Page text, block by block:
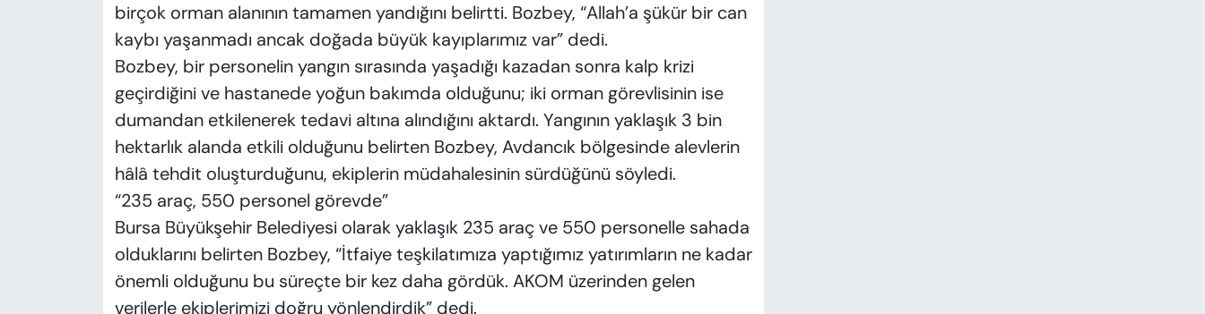
birçok orman alanının tamamen yandığını belirtti. Bozbey, “Allah’a şükür bir can
kaybı yaşanmadı ancak doğada büyük kayıplarımız var” dedi.
Bozbey, bir personelin yangın sırasında yaşadığı kazadan sonra kalp krizi
geçirdiğini ve hastanede yoğun bakımda olduğunu; iki orman görevlisinin ise
dumandan etkilenerek tedavi altına alındığını aktardı. Yangının yaklaşık 3 bin
hektarlık alanda etkili olduğunu belirten Bozbey, Avdancık bölgesinde alevlerin
hâlâ tehdit oluşturduğunu, ekiplerin müdahalesinin sürdüğünü söyledi.
“235 araç, 550 personel görevde”
Bursa Büyükşehir Belediyesi olarak yaklaşık 235 araç ve 550 personelle sahada
olduklarını belirten Bozbey, “İtfaiye teşkilatımıza yaptığımız yatırımların ne kadar
önemli olduğunu bu süreçte bir kez daha gördük. AKOM üzerinden gelen
verilerle ekiplerimizi doğru yönlendirdik” dedi.